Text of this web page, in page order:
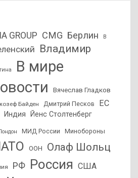
GROUP CMG Берлин В
Владимир
В мире
Вячеслав Гладков
Байден Дмитрий Песков ЕС
Индия Йенс Столтенберг
МИД России Минобороны
ООН Олаф Шольц
РФ Россия США